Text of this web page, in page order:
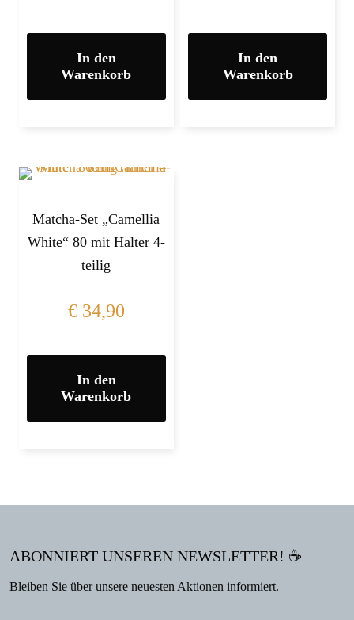
In den
Warenkorb
In den
Warenkorb
Matcha-Set „Camellia
White“ 80 mit Halter 4-
teilig
€34,90
In den
Warenkorb
ABONNIERT UNSEREN NEWSLETTER! ☕
Bleiben Sie über unsere neuesten Aktionen informiert.